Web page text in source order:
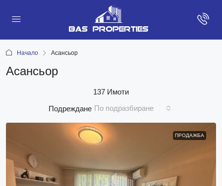
Начало Асансьор
Асансьор
137 Имоти
Подреждане По подразбиране
ПРОДАЖБА